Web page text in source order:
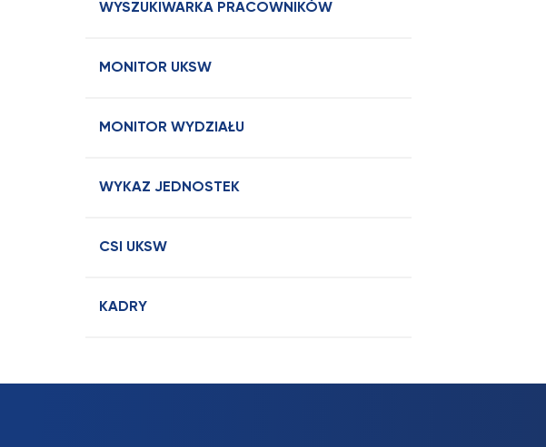
WYSZUKIWARKA PRACOWNIKÓW
MONITOR UKSW
MONITOR WYDZIAŁU
WYKAZ JEDNOSTEK
CSI UKSW
KADRY